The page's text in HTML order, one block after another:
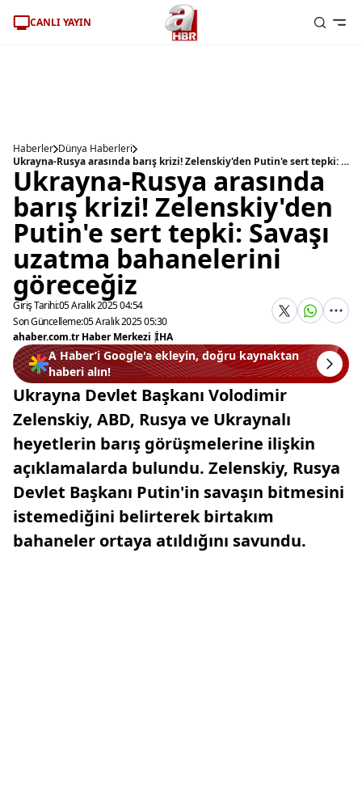
CANLI YAYIN
Haberler Dünya Haberleri
Ukrayna-Rusya arasında barış krizi! Zelenskiy'den Putin'e sert tepki: Savaşı uzatma bahanelerini göreceğiz
Ukrayna-Rusya arasında
barış krizi! Zelenskiy'den
Putin'e sert tepki: Savaşı
uzatma bahanelerini
göreceğiz
Giriş Tarihi:05 Aralık 2025 04:54
Son Güncelleme:05 Aralık 2025 05:30
ahaber.com.tr Haber Merkezi |İHA
A Haber’i Google'a ekleyin, doğru kaynaktan
haberi alın!
Ukrayna Devlet Başkanı Volodimir
Zelenskiy, ABD, Rusya ve Ukraynalı
heyetlerin barış görüşmelerine ilişkin
açıklamalarda bulundu. Zelenskiy, Rusya
Devlet Başkanı Putin'in savaşın bitmesini
istemediğini belirterek birtakım
bahaneler ortaya atıldığını savundu.